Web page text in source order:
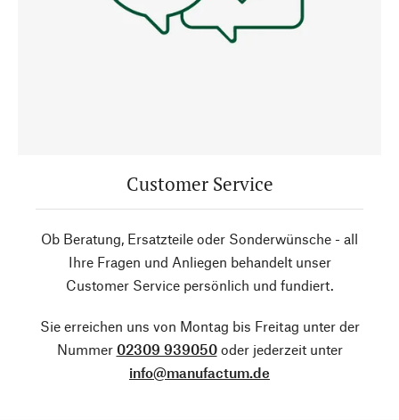
Customer Service
Ob Beratung, Ersatzteile oder Sonderwünsche - all
Ihre Fragen und Anliegen behandelt unser
Customer Service persönlich und fundiert.
Sie erreichen uns von Montag bis Freitag unter der
Nummer 02309 939050oder jederzeit unter
info@manufactum.de